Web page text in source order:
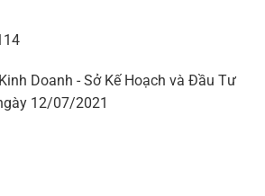
Doanh - Sở Kế Hoạch và Đầu Tư
12/07/2021